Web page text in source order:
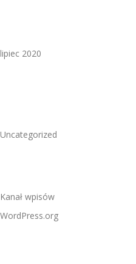
lipiec 2020
Uncategorized
Kanał wpisów
WordPress.org